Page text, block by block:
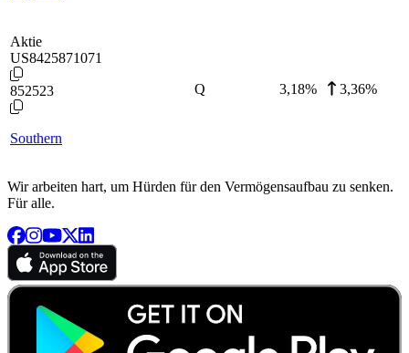
Aktie
US8425871071
852523
Southern
Q 3,18% 3,36%
Wir arbeiten hart, um Hürden für den Vermögensaufbau zu senken.
Für alle.